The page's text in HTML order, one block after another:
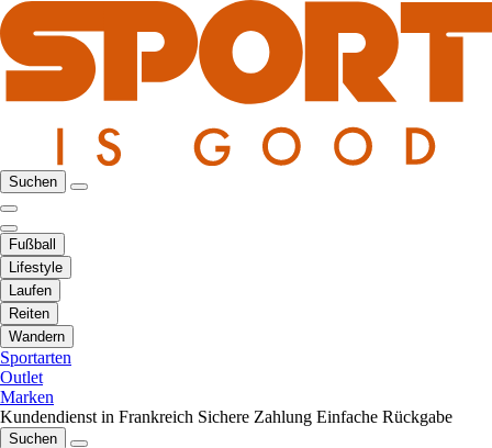
Suchen
Fußball
Lifestyle
Laufen
Reiten
Wandern
Sportarten
Outlet
Marken
Kundendienst in Frankreich Sichere Zahlung Einfache Rückgabe
Suchen